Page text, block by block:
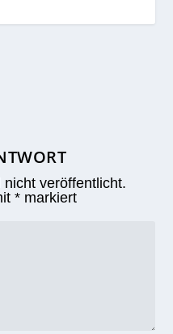
veröffentlicht.
* markiert